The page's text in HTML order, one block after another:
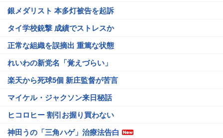
銀メダリスト 本多灯被告を起訴
タイ学校銃撃 成績でストレスか
正常な組織を誤摘出 重篤な状態
れいわの新党名「覚えづらい」
楽天から死球5個 新庄監督が苦言
マイケル・ジャクソン来日秘話
ヒコロヒー 割引お握り買わない
神田うの「三角ハゲ」治療法告白